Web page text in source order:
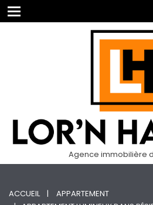
Agence immobilière
ACCUEIL
APPARTEMENT